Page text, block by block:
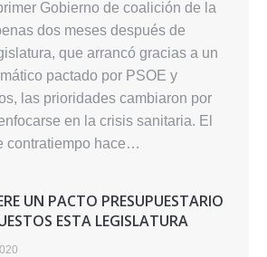
Gobierno de coalición de la
dos meses después de
que arrancó gracias a un
pactado por PSOE y
las prioridades cambiaron por
en la crisis sanitaria. El
contratiempo hace…
UN PACTO PRESUPUESTARIO
ESTA LEGISLATURA